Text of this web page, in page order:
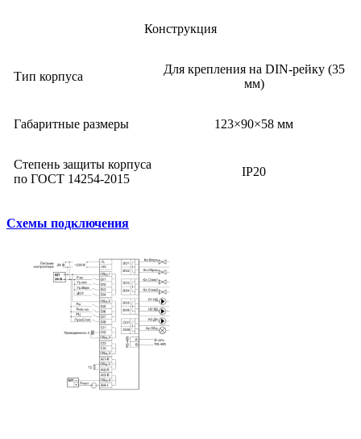
Конструкция
Тип корпуса
Для крепления на DIN-рейку (35
мм)
Габаритные размеры 123×90×58 мм
Степень защиты корпуса
по ГОСТ 14254-2015
IP20
Схемы подключения